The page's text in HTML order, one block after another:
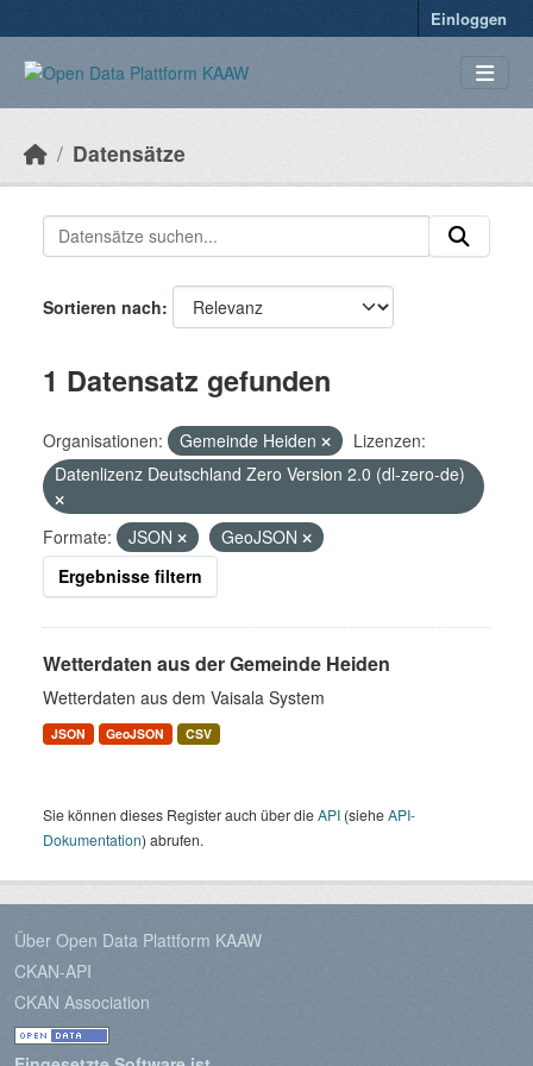
Einloggen
Datensätze
Sortieren nach
1 Datensatz gefunden
Organisationen: Gemeinde Heiden
Lizenzen:
Datenlizenz Deutschland Zero Version 2.0 (dl-zero-de)
Formate: JSON
GeoJSON
Ergebnisse filtern
Wetterdaten aus der Gemeinde Heiden
Wetterdaten aus dem Vaisala System
JSON GeoJSON CSV
Sie können dieses Register auch über dieAPI (sieheAPI-
Dokumentation) abrufen.
Über Open Data Plattform KAAW
CKAN-API
CKAN Association